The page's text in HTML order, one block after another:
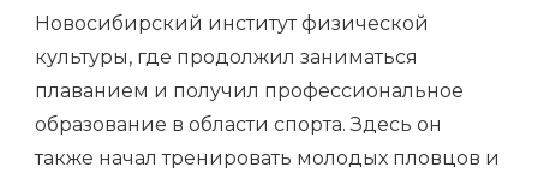
Новосибирский институт физической
культуры, где продолжил заниматься
плаванием и получил профессиональное
образование в области спорта. Здесь он
также начал тренировать молодых пловцов и